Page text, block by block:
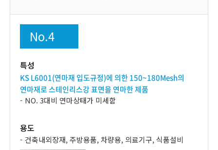
No.4
특성
KS L6001(연마재 입도규정)에 의한 150~180Mesh의
연마재로 스테인리스강 표면을 연마한 제품
NO. 3대비 연마상태가 미세함
용도
건축내외장재, 주방용품, 차량용, 의료기구, 식품설비